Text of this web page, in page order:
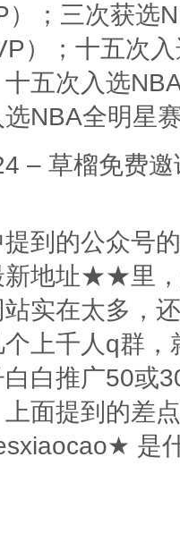
）；三次获选
）；十五次
五次入选
NBA全明星
– 草榴免费邀
到的公众号
新地址★★里
站实在太多，
上千人q群
白白推广50或
上面提到的差
是